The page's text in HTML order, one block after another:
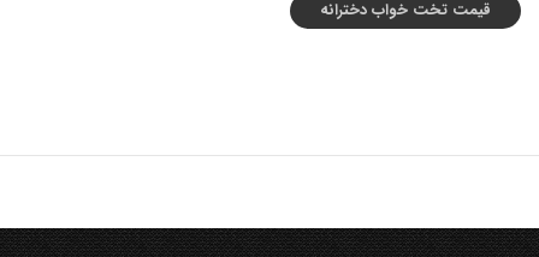
قیمت تخت خواب دخترانه